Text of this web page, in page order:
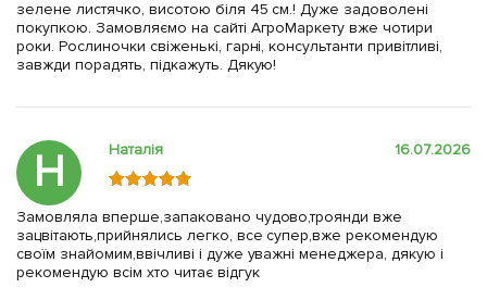
зелене листячко, висотою біля 45 см.! Дуже задоволені
покупкою. Замовляємо на сайті АгроМаркету вже чотири
роки. Рослиночки свіженькі, гарні, консультанти привітливі,
завжди порадять, підкажуть. Дякую!
Н Наталія 16.07.2026
Замовляла вперше,запаковано чудово,троянди вже
зацвітають,прийнялись легко, все супер,вже рекомендую
своїм знайомим,ввічливі і дуже уважні менеджера, дякую і
рекомендую всім хто читає відгук